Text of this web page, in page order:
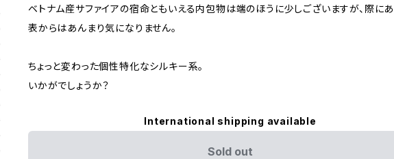
ベトナム産サファイアの宿命ともいえる内包物は端のほうに少しございますが、際に
表からはあんまり気になりません。
ちょっと変わった個性特化なシルキー系。
いかがでしょうか？
International shipping available
Sold out